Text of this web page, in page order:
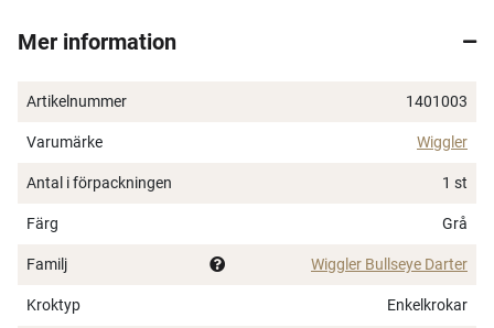
40 g med krokstorlek 18/0
100 g med krokstorlek 18/0
200 g med krokstorlek 18/0
Mer information
Artikelnummer 1401003
Varumärke Wiggler
Antal i förpackningen 1 st
Färg Grå
Familj Wiggler Bullseye Darter
Kroktyp Enkelkrokar